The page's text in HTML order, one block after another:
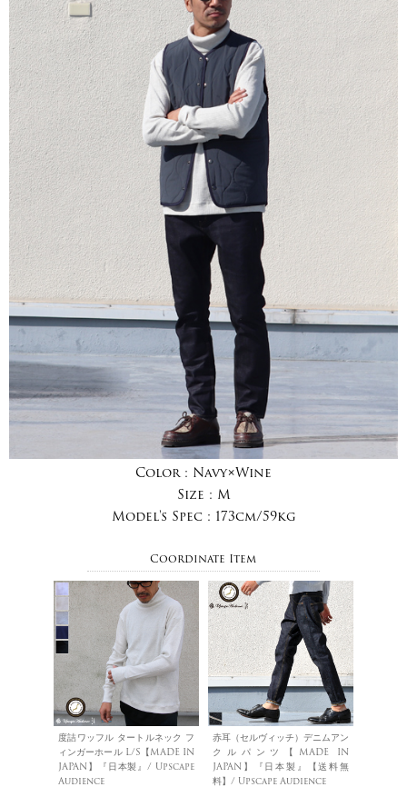
Color : Navy×Wine
Size : M
Model's Spec : 173cm/59kg
Coordinate Item
度詰ワッフル タートルネック フ
ィンガーホール L/S【MADE IN
JAPAN】『日本製』/ Upscape
Audience
赤耳（セルヴィッチ）デニムアン
クルパンツ【MADE IN
JAPAN】『日本製』【送料無
料】/ Upscape Audience